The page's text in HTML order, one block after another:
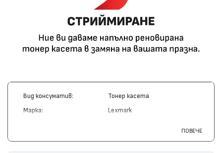
Вид консуматив: Тонер касета
Марка: Lexmark
ПОВЕЧЕ